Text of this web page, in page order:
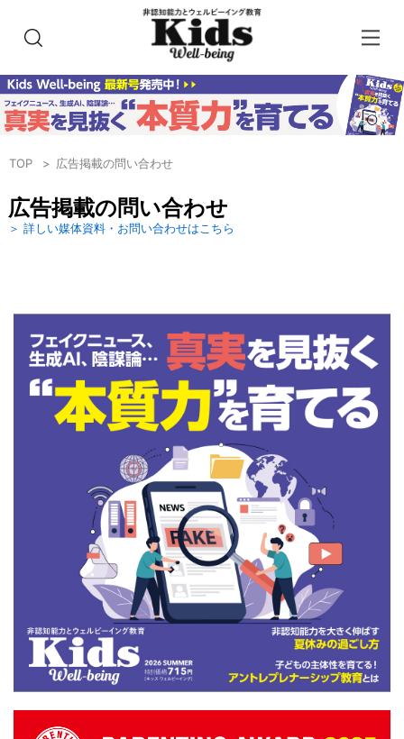
TOP 広告掲載の問い合わせ
広告掲載の問い合わせ
＞ 詳しい媒体資料・お問い合わせはこちら